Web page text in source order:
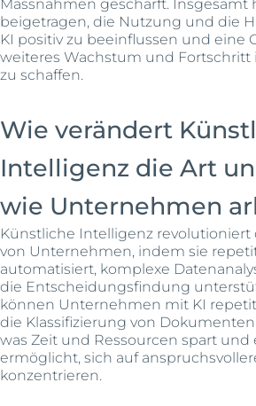
beigetragen, die Nutzung und die
KI positiv zu beeinflussen und eine
weiteres Wachstum und Fortschritt
zu schaffen.
Wie verändert
Intelligenz die Art
wie Unternehmen
Künstliche Intelligenz revolutioniert
von Unternehmen, indem sie
automatisiert, komplexe
die Entscheidungsfindung
können Unternehmen mit KI
die Klassifizierung von
was Zeit und Ressourcen spart
ermöglicht, sich auf
konzentrieren.